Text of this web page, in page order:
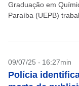
Graduação em
Paraíba (UEPB)
09/07/25 - 16:27min
Polícia